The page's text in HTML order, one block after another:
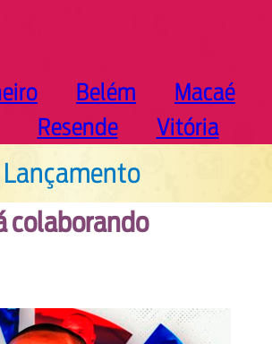
Belém
Macaé
Resende Vitória
Lançamento
colaborando